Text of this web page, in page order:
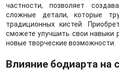
частности, позволяет
сложные детали, которые
традиционных кистей.
сможете улучшить свои навыки
новые творческие возможности.
Влияние бодиарта на